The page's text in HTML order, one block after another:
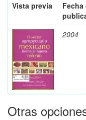
Vista previa
Fecha
2004
Otras